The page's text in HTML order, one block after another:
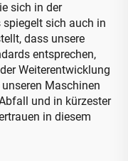
sich in der
sich auch in
dass unsere
entsprechen,
Weiterentwicklung
Maschinen
und in kürzester
in diesem